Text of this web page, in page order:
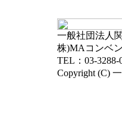
一般社団法人
株)MAコンベ
TEL：03-
Copyright (C)